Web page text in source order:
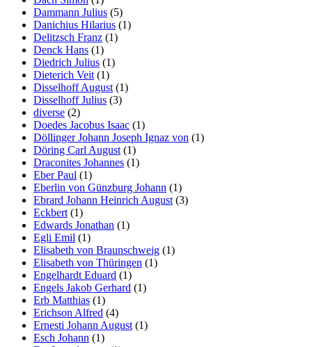
Dammann Julius (5)
Danichius Hilarius (1)
Delitzsch Franz (1)
Denck Hans (1)
Diedrich Julius (1)
Dieterich Veit (1)
Disselhoff August (1)
Disselhoff Julius (3)
diverse (2)
Doedes Jacobus Isaac (1)
Döllinger Johann Joseph Ignaz von (1)
Döring Carl August (1)
Draconites Johannes (1)
Eber Paul (1)
Eberlin von Günzburg Johann (1)
Ebrard Johann Heinrich August (3)
Eckbert (1)
Edwards Jonathan (1)
Egli Emil (1)
Elisabeth von Braunschweig (1)
Elisabeth von Thüringen (1)
Engelhardt Eduard (1)
Engels Jakob Gerhard (1)
Erb Matthias (1)
Erichson Alfred (4)
Ernesti Johann August (1)
Esch Johann (1)